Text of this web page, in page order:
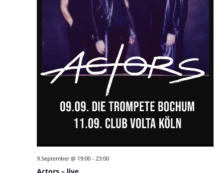
Actors – live
9.September @ 19:00- 23:00